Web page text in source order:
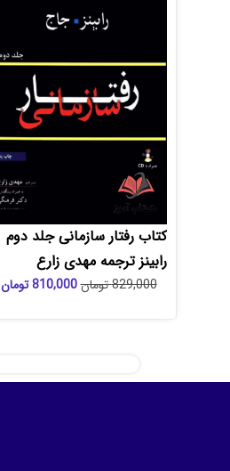
کتاب رفتار سازمانی جلد دوم
رابینز ترجمه مهدی زارع
829,000تومان810,000 تومان